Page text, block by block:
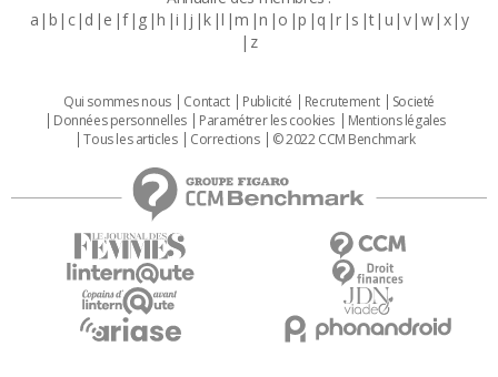
a b c d e f g h i j k l m n o p q r s t u v w x y
z
Qui sommes nous Contact Publicité Recrutement
Societé
Données personnelles
Paramétrer les cookies
Mentions légales
Tous les articles
Corrections © 2022 CCM Benchmark